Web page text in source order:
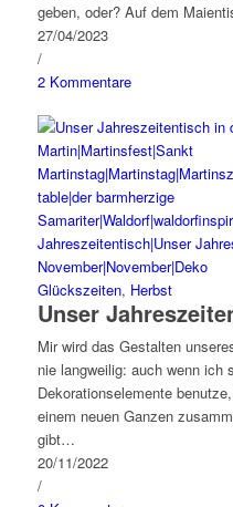
geben, oder? Auf dem
27/04/2023
/
2 Kommentare
Glückszeiten, Herbst
Unser
Mir wird das Gestalten
nie langweilig: auch wenn ich
Dekorationselemente
einem neuen Ganzen
gibt…
20/11/2022
/